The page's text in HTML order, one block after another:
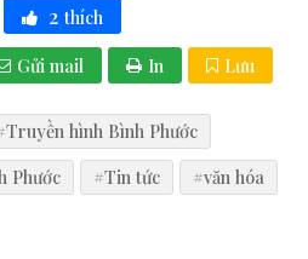
2 thích
Gửi mail In Lưu
hình Bình Phước
Phước #Tin tức
#văn hóa